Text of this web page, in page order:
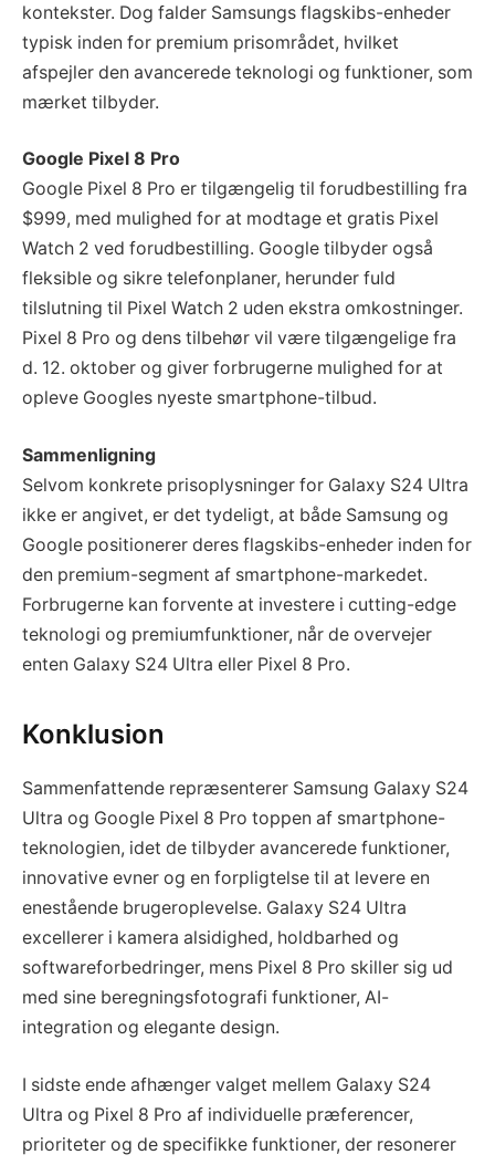
kontekster. Dog falder Samsungs flagskibs-enheder
typisk inden for premium prisområdet, hvilket
afspejler den avancerede teknologi og funktioner, som
mærket tilbyder.
Google Pixel 8 Pro
Google Pixel 8 Pro er tilgængelig til forudbestilling fra
$999, med mulighed for at modtage et gratis Pixel
Watch 2 ved forudbestilling. Google tilbyder også
fleksible og sikre telefonplaner, herunder fuld
tilslutning til Pixel Watch 2 uden ekstra omkostninger.
Pixel 8 Pro og dens tilbehør vil være tilgængelige fra
d. 12. oktober og giver forbrugerne mulighed for at
opleve Googles nyeste smartphone-tilbud.
Sammenligning
Selvom konkrete prisoplysninger for Galaxy S24 Ultra
ikke er angivet, er det tydeligt, at både Samsung og
Google positionerer deres flagskibs-enheder inden for
den premium-segment af smartphone-markedet.
Forbrugerne kan forvente at investere i cutting-edge
teknologi og premiumfunktioner, når de overvejer
enten Galaxy S24 Ultra eller Pixel 8 Pro.
Konklusion
Sammenfattende repræsenterer Samsung Galaxy S24
Ultra og Google Pixel 8 Pro toppen af smartphone-
teknologien, idet de tilbyder avancerede funktioner,
innovative evner og en forpligtelse til at levere en
enestående brugeroplevelse. Galaxy S24 Ultra
excellerer i kamera alsidighed, holdbarhed og
softwareforbedringer, mens Pixel 8 Pro skiller sig ud
med sine beregningsfotografi funktioner, AI-
integration og elegante design.
I sidste ende afhænger valget mellem Galaxy S24
Ultra og Pixel 8 Pro af individuelle præferencer,
prioriteter og de specifikke funktioner, der resonerer